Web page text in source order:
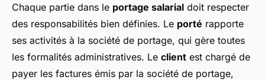
Chaque partie dans le portage salarial doit respecter
des responsabilités bien définies. Le porté rapporte
ses activités à la société de portage, qui gère toutes
les formalités administratives. Le client est chargé de
payer les factures émis par la société de portage,